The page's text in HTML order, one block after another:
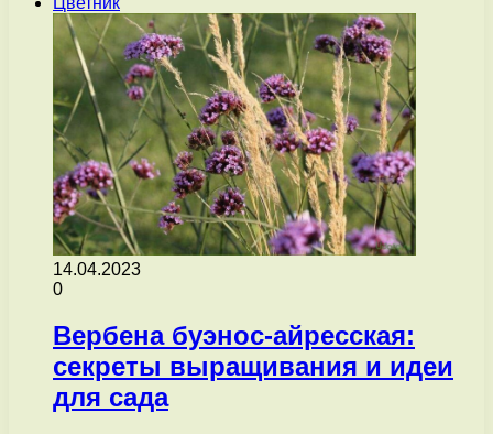
14.04.2023
0
Вербена буэнос-айресская:
секреты выращивания и идеи
для сада